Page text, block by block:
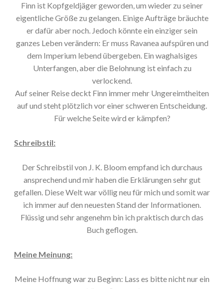
Finn ist Kopfgeldjäger geworden, um wieder zu seiner
eigentliche Größe zu gelangen. Einige Aufträge bräuchte
er dafür aber noch. Jedoch könnte ein einziger sein
ganzes Leben verändern: Er muss Ravanea aufspüren und
dem Imperium lebend übergeben. Ein waghalsiges
Unterfangen, aber die Belohnung ist einfach zu
verlockend.
Auf seiner Reise deckt Finn immer mehr Ungereimtheiten
auf und steht plötzlich vor einer schweren Entscheidung.
Für welche Seite wird er kämpfen?
Schreibstil:
Der Schreibstil von J. K. Bloom empfand ich durchaus
ansprechend und mir haben die Erklärungen sehr gut
gefallen. Diese Welt war völlig neu für mich und somit war
ich immer auf den neuesten Stand der Informationen.
Flüssig und sehr angenehm bin ich praktisch durch das
Buch geflogen.
Meine Meinung:
Meine Hoffnung war zu Beginn: Lass es bitte nicht nur ein